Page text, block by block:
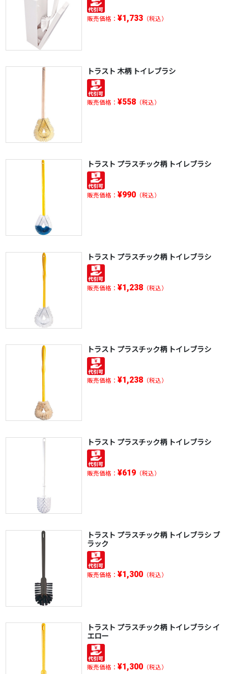
販売価格： ¥1,733（税込）
トラスト 木柄 トイレブラシ
販売価格： ¥558（税込）
トラスト プラスチック柄 トイレブラシ
販売価格： ¥990（税込）
トラスト プラスチック柄 トイレブラシ
販売価格： ¥1,238（税込）
トラスト プラスチック柄 トイレブラシ
販売価格： ¥1,238（税込）
トラスト プラスチック柄 トイレブラシ
販売価格： ¥619（税込）
トラスト プラスチック柄 トイレブラシ ブ
ラック
販売価格： ¥1,300（税込）
トラスト プラスチック柄 トイレブラシ イ
エロー
販売価格： ¥1,300（税込）